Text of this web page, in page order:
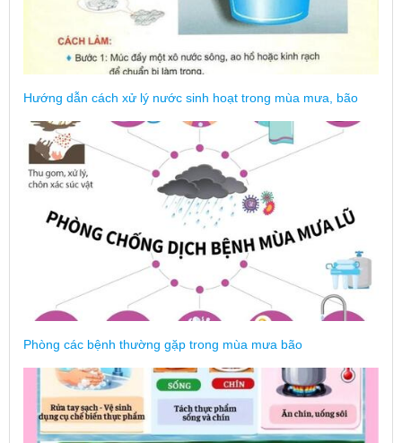
Hướng dẫn cách xử lý nước sinh hoạt trong mùa mưa, bão
Phòng các bệnh thường gặp trong mùa mưa bão